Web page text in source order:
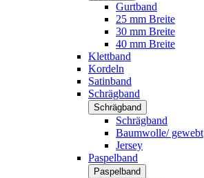
Gurtband
25 mm Breite
30 mm Breite
40 mm Breite
Klettband
Kordeln
Satinband
Schrägband
Schrägband
Schrägband
Baumwolle/ gewebt
Jersey
Paspelband
Paspelband